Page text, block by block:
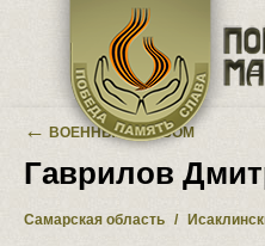
Перейти к основному содержанию
← ВОЕННЫЙ АЛЬБОМ
Гаврилов
Самарская область /